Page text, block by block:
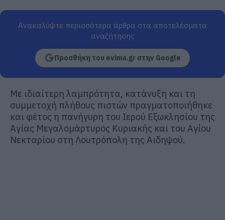
Ανακαλύψτε περισσότερα άρθρα στα αποτελέσματα
αναζήτησης
Προσθήκη του evima.gr στην Google
Με ιδιαίτερη λαμπρότητα, κατάνυξη και τη
συμμετοχή πλήθους πιστών πραγματοποιήθηκε
και φέτος η πανήγυρη του Ιερού Εξωκλησίου της
Αγίας Μεγαλομάρτυρος Κυριακής και του Αγίου
Νεκταρίου στη Λουτρόπολη της Αιδηψού.